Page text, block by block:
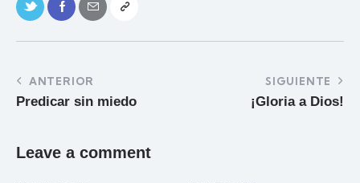
ANTERIOR
Predicar sin miedo
SIGUIENTE
¡Gloria a Dios!
Leave a comment